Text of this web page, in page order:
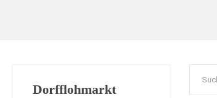
Dorfflohmarkt